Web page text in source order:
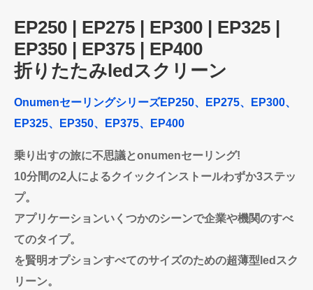
EP250 | EP275 | EP300 | EP325 |
EP350 | EP375 | EP400
折りたたみledスクリーン
OnumenセーリングシリーズEP250、EP275、EP300、
EP325、EP350、EP375、EP400
乗り出すの旅に不思議とonumenセーリング!
10分間の2人によるクイックインストールわずか3ステッ
プ。
アプリケーションいくつかのシーンで企業や機関のすべ
てのタイプ。
を賢明オプションすべてのサイズのための超薄型ledスク
リーン。